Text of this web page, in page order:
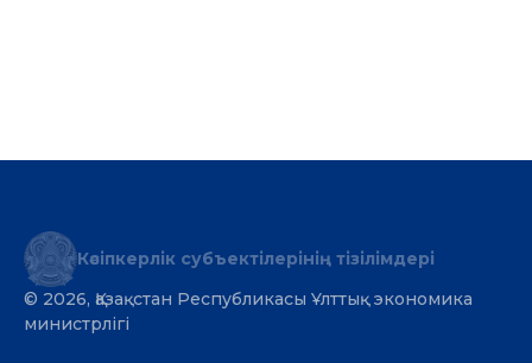
Кәсіпкерлік субъектілерінің тізілімдері
© 2026, Қазақстан Республикасы Ұлттық экономика
министрлігі